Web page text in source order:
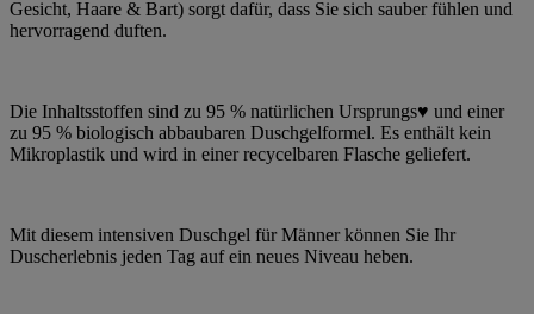
Gesicht, Haare & Bart) sorgt dafür, dass Sie sich sauber fühlen und
hervorragend duften.
Die Inhaltsstoffen sind zu 95 % natürlichen Ursprungs♥ und einer
zu 95 % biologisch abbaubaren Duschgelformel. Es enthält kein
Mikroplastik und wird in einer recycelbaren Flasche geliefert.
Mit diesem intensiven Duschgel für Männer können Sie Ihr
Duscherlebnis jeden Tag auf ein neues Niveau heben.